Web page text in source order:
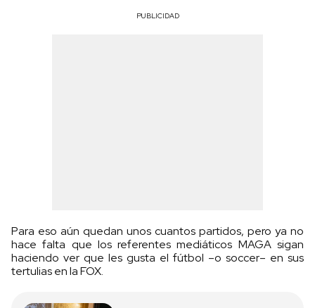
PUBLICIDAD
Para eso aún quedan unos cuantos partidos, pero ya no
hace falta que los referentes mediáticos MAGA sigan
haciendo ver que les gusta el fútbol –o soccer– en sus
tertulias en la FOX.